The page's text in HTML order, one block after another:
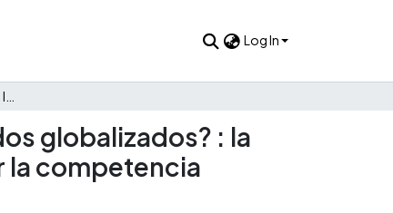
Log In
globalizados? : la
la competencia